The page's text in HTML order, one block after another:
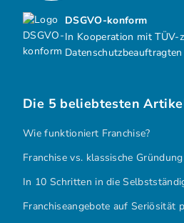
DSGVO-konform
In Kooperation mit TÜV-
Datenschutzbeauftragten
Die 5 beliebtesten
Wie funktioniert Franchise?
Franchise vs. klassische Gründung
In 10 Schritten in die
Franchiseangebote auf Seriösität